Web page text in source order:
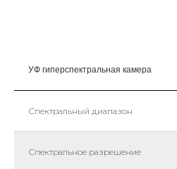
УФ гиперспектральная камера
Спектральный диапазон
Спектральное разрешение